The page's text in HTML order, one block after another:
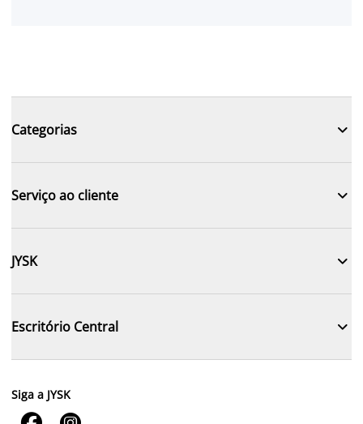
Categorias 
Serviço ao cliente 
JYSK 
Escritório Central 
Siga a JYSK